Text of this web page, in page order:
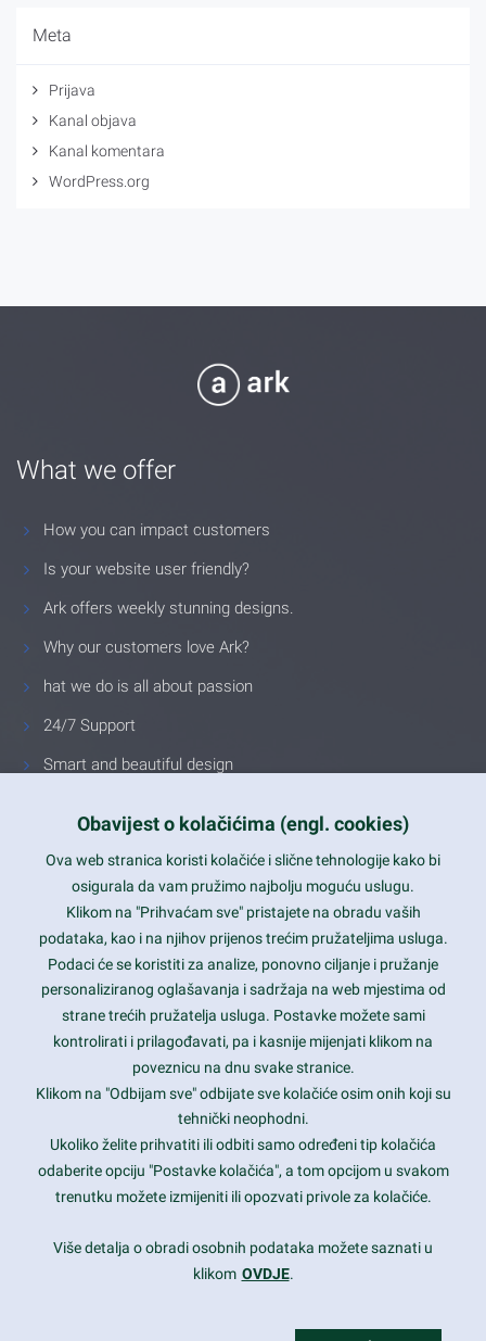
Meta
Prijava
Kanal objava
Kanal komentara
WordPress.org
What we offer
How you can impact customers
Is your website user friendly?
Ark offers weekly stunning designs.
Why our customers love Ark?
hat we do is all about passion
24/7 Support
Smart and beautiful design
Latest trends and much more...
Contact Info
1600 Amphitheatre Parkway, Mountain View, CA 94043
prothemes.net@gmail.com
Daily: 9:00 am - 6:00 pm
Sunday: Closed
Copyright 2017FRESHFACE© All Rights Reserved
Obavijest o kolačićima (engl. cookies)
Ova web stranica koristi kolačiće i slične tehnologije kako bi
osigurala da vam pružimo najbolju moguću uslugu.
Klikom na "Prihvaćam sve" pristajete na obradu vaših
podataka, kao i na njihov prijenos trećim pružateljima usluga.
Podaci će se koristiti za analize, ponovno ciljanje i pružanje
personaliziranog oglašavanja i sadržaja na web mjestima od
strane trećih pružatelja usluga. Postavke možete sami
kontrolirati i prilagođavati, pa i kasnije mijenjati klikom na
poveznicu na dnu svake stranice.
Klikom na "Odbijam sve" odbijate sve kolačiće osim onih koji su
tehnički neophodni.
Ukoliko želite prihvatiti ili odbiti samo određeni tip kolačića
odaberite opciju "Postavke kolačića", a tom opcijom u svakom
trenutku možete izmijeniti ili opozvati privole za kolačiće.
Više detalja o obradi osobnih podataka možete saznati u
klikom OVDJE.